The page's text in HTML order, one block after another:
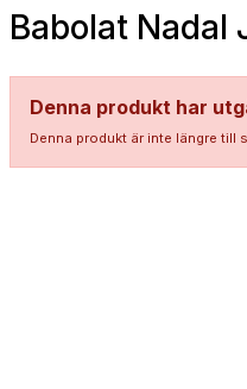
Babolat Nadal
Denna produkt har
Denna produkt är inte längre till